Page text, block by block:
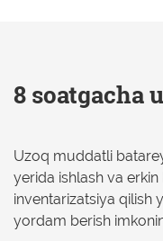
8 soatgacha
Uzoq muddatli
yerida ishlash va
inventarizatsiya qilish
yordam berish